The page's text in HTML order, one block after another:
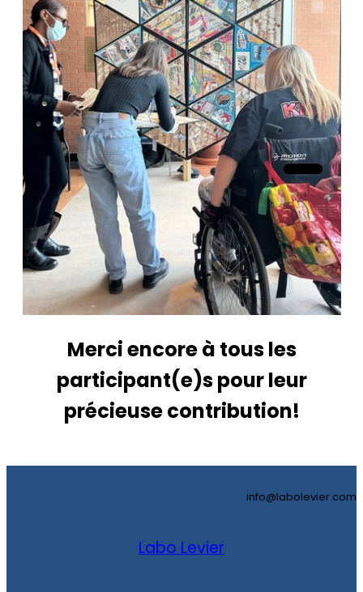
Merci encore à tous les
participant(e)s pour leur
précieuse contribution!
info@labolevier.com
Labo Levier